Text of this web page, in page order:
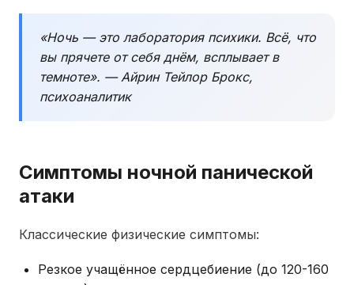
«Ночь — это лаборатория психики. Всё, что
вы прячете от себя днём, всплывает в
темноте». — Айрин Тейлор Брокс,
психоаналитик
Симптомы ночной панической
атаки
Классические физические симптомы:
Резкое учащённое сердцебиение (до 120-160